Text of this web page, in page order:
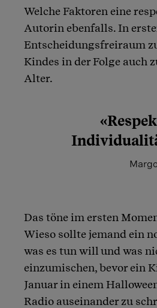
Welche Faktoren eine
Autorin ebenfalls. In
Entscheidungsfreiraum
Kindes in der Folge auch
Alter.
Das töne im ersten
Wieso sollte jemand ein
was es tun will und was
einzumischen, bevor ein
Januar in einem
Radio auseinander zu